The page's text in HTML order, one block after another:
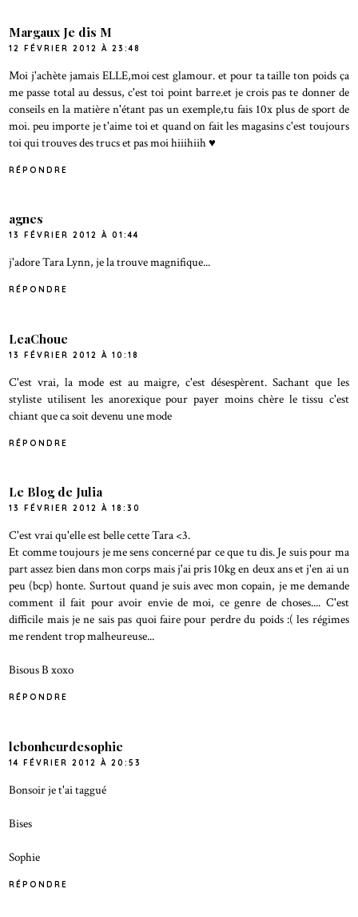
Margaux Je dis M
12 FÉVRIER 2012 À 23:48
Moi j'achète jamais ELLE,moi cest glamour. et pour ta taille ton poids ça
me passe total au dessus, c'est toi point barre.et je crois pas te donner de
conseils en la matière n'étant pas un exemple,tu fais 10x plus de sport de
moi. peu importe je t'aime toi et quand on fait les magasins c'est toujours
toi qui trouves des trucs et pas moi hiiihiih ♥
RÉPONDRE
agnes
13 FÉVRIER 2012 À 01:44
j'adore Tara Lynn, je la trouve magnifique...
RÉPONDRE
LeaChoue
13 FÉVRIER 2012 À 10:18
C'est vrai, la mode est au maigre, c'est désespèrent. Sachant que les
styliste utilisent les anorexique pour payer moins chère le tissu c'est
chiant que ca soit devenu une mode
RÉPONDRE
Le Blog de Julia
13 FÉVRIER 2012 À 18:30
C'est vrai qu'elle est belle cette Tara <3.
Et comme toujours je me sens concerné par ce que tu dis. Je suis pour ma
part assez bien dans mon corps mais j'ai pris 10kg en deux ans et j'en ai un
peu (bcp) honte. Surtout quand je suis avec mon copain, je me demande
comment il fait pour avoir envie de moi, ce genre de choses.... C'est
difficile mais je ne sais pas quoi faire pour perdre du poids :( les régimes
me rendent trop malheureuse...
Bisous B xoxo
RÉPONDRE
lebonheurdesophie
14 FÉVRIER 2012 À 20:53
Bonsoir je t'ai taggué
Bises
Sophie
RÉPONDRE